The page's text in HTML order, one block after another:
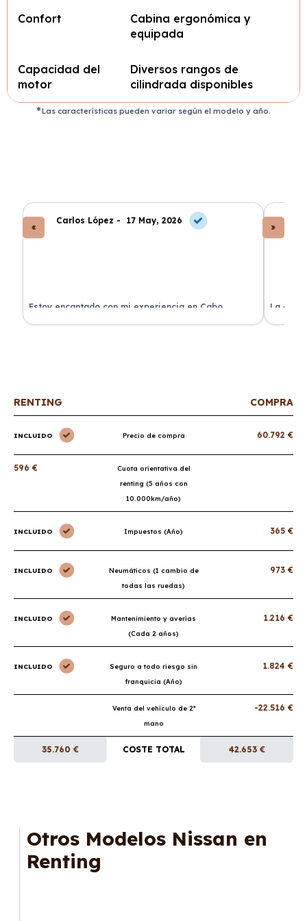
Confort
Cabina ergonómica y
equipada
Capacidad del
motor
Diversos rangos de
cilindrada disponibles
Las características pueden variar según el modelo y año.
Carlos López - 17 May, 2026
Estoy encantado con mi experiencia en Cabo
Renting. El coche llegó en perfectas condiciones y sin
La
de
RENTING COMPRA
INCLUIDO Precio de compra 60.792 €
596 €
Cuota orientativa del
renting (5 años con
10.000km/año)
INCLUIDO Impuestos (Año) 365 €
INCLUIDO
Neumáticos (1 cambio de
todas las ruedas)
973 €
INCLUIDO
Mantenimiento y averías
(Cada 2 años)
1.216 €
INCLUIDO
Seguro a todo riesgo sin
franquicia (Año)
1.824 €
Venta del vehículo de 2ª
mano
-22.516 €
35.760 € COSTE TOTAL 42.653 €
Otros Modelos Nissan en
Renting